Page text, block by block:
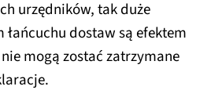
urzędników, tak duże
dostaw są efektem
mogą zostać zatrzymane